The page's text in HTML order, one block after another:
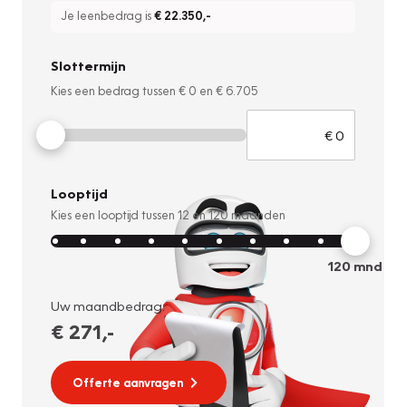
Je leenbedrag is€ 22.350,-
Slottermijn
Kies een bedrag tussen € 0 en € 6.705
Looptijd
Kies een looptijd tussen 12 en120 maanden
120mnd
Uw maandbedrag:
€ 271,-
Offerte aanvragen